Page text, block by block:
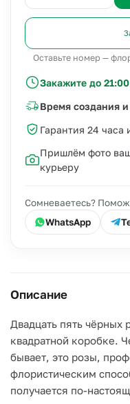
Оставьте номер —
Закажите до 21:00
Время создания и
Гарантия 24 часа
Пришлём фото
курьеру
Сомневаетесь?
WhatsApp
Описание
Двадцать пять чёрных
квадратной коробке.
бывает, это розы,
флористическим
получается по-